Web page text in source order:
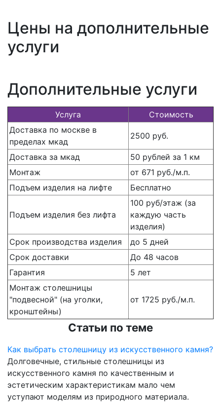
Цены на дополнительные
услуги
Дополнительные услуги
Услуга
Стоимость
Доставка по москве в
пределах мкад
2500 руб.
Доставка за мкад
50 рублей за 1 км
Монтаж
от 671 руб./м.п.
Подъем изделия на лифте
Бесплатно
Подъем изделия без лифта
100 руб/этаж (за
каждую часть
изделия)
Срок производства изделия
до 5 дней
Срок доставки
До 48 часов
Гарантия
5 лет
Монтаж столешницы
"подвесной" (на уголки,
кронштейны)
от 1725 руб./м.п.
Статьи по теме
Как выбрать столешницу из искусственного камня?
Долговечные, стильные столешницы из
искусственного камня по качественным и
эстетическим характеристикам мало чем
уступают моделям из природного материала.